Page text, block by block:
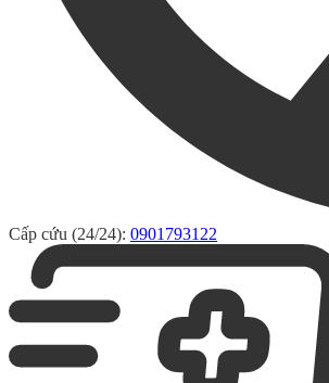
Cấp cứu (24/24): 0901793122